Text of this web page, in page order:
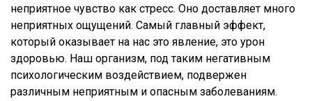
неприятное чувство как стресс. Оно доставляет много
неприятных ощущений. Самый главный эффект,
который оказывает на нас это явление, это урон
здоровью. Наш организм, под таким негативным
психологическим воздействием, подвержен
различным неприятным и опасным заболеваниям.